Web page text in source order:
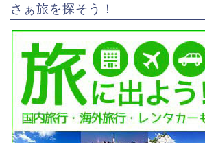
さぁ旅を探そう！